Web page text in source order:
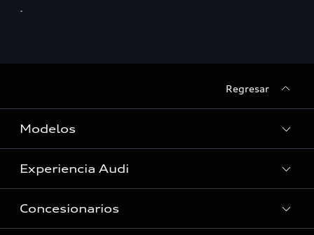
.
Regresar
Modelos
Ver Modelos
Experiencia Audi
Historia
Concesionarios